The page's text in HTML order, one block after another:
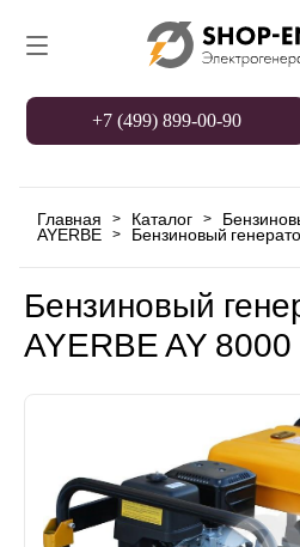
+7 (499) 899-00-90
Главная > Каталог >
AYERBE > Бензиновый
Бензиновый
AYERBE AY 8000